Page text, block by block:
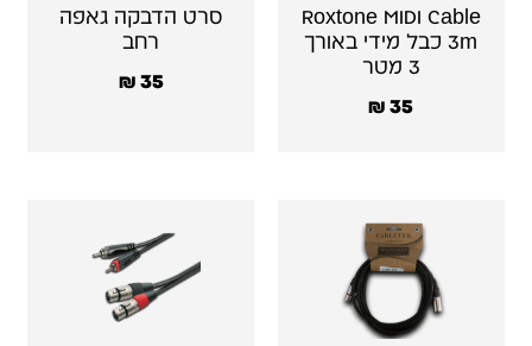
Roxtone MIDI Cable
3m כבל מידי באורך
3 מטר
₪35
סרט הדבקה גאפה
רחב
₪35